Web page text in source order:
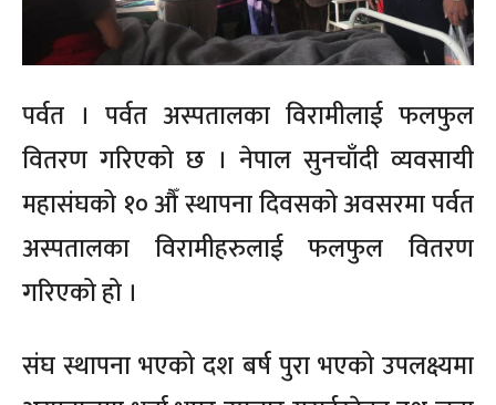
पर्वत । पर्वत अस्पतालका विरामीलाई फलफुल
वितरण गरिएको छ । नेपाल सुनचाँदी व्यवसायी
महासंघको १० औँ स्थापना दिवसको अवसरमा पर्वत
अस्पतालका विरामीहरुलाई फलफुल वितरण
गरिएको हो ।
संघ स्थापना भएको दश बर्ष पुरा भएको उपलक्ष्यमा